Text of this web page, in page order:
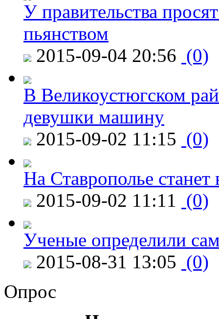
У правительства
пьянством
2015-09-04 20:56 (0)
В Великоустюгском
девушки машину
2015-09-02 11:15 (0)
На Ставрополье
2015-09-02 11:11 (0)
Ученые определили
2015-08-31 13:05 (0)
Опрос